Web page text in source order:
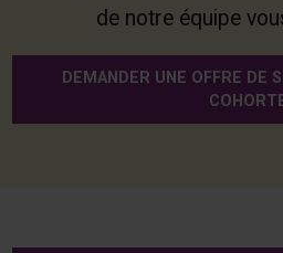
de notre équipe
DEMANDER UNE OFFRE DE